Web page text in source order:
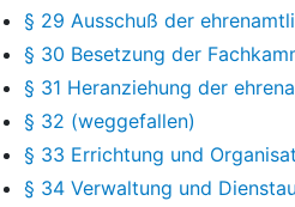
§ 29 Ausschuß der
§ 30 Besetzung der
§ 31 Heranziehung der
§ 32 (weggefallen)
§ 33 Errichtung und
§ 34 Verwaltung und